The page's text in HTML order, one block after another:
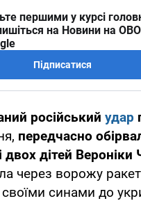
першими у курсі
на Новини на
Підписатися
російський удар
передчасно
дітей Вероніки
через ворожу
синами до